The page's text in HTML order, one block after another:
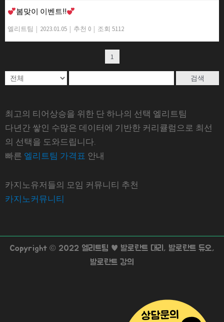
봄맞이 이벤트!!
엘리트팀 | 2023.01.05 | 추천 0 | 조회 5112
1
검색
최고의 티어상승을 위한 단 하나의 선택 엘리트팀
다년간 쌓인 수많은 데이터에 기반한 커리큘럼으로 최선
의 선택을 도와드립니다.
빠른 엘리트팀 가격표 안내
카지노유저들의 모임 커뮤니티 추천
카지노커뮤니티
Copyright © 2022 엘리트팀 ♥ 발로란트 대리, 발로란트 듀오,
발로란트 강의